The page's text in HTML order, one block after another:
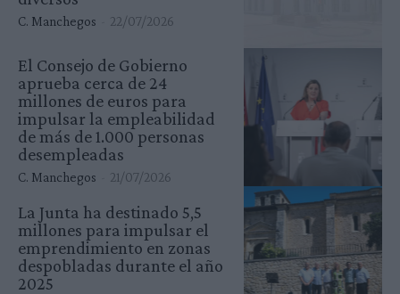
C. Manchegos 22/07/2026
El Consejo de Gobierno
aprueba cerca de 24
millones de euros para
impulsar la empleabilidad
de más de 1.000 personas
desempleadas
C. Manchegos 21/07/2026
La Junta ha destinado 5,5
millones para impulsar el
emprendimiento en zonas
despobladas durante el año
2025